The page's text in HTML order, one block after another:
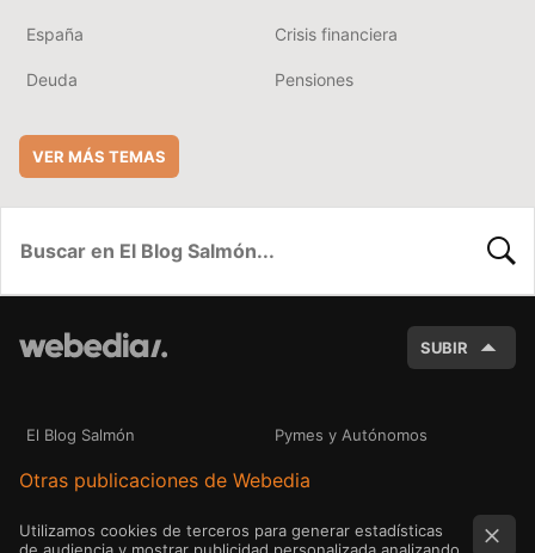
España Crisis financiera
Deuda Pensiones
VER MÁS TEMAS
SUBIR
El Blog Salmón Pymes y Autónomos
Otras publicaciones de Webedia
Utilizamos cookies de terceros para generar estadísticas